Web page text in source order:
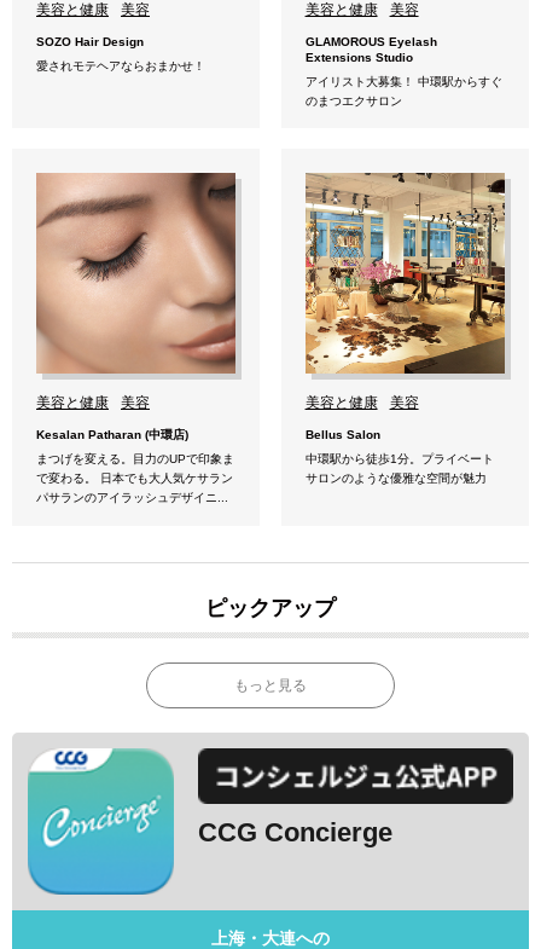
美容と健康 美容
SOZO Hair Design
愛されモテヘアならおまかせ！
美容と健康 美容
GLAMOROUS Eyelash
Extensions Studio
アイリスト大募集！ 中環駅からすぐ
のまつエクサロン
美容と健康 美容
Kesalan Patharan (中環店)
まつげを変える。目力のUPで印象ま
で変わる。 日本でも大人気ケサラン
パサランのアイラッシュデザイニ...
美容と健康 美容
Bellus Salon
中環駅から徒歩1分。プライベート
サロンのような優雅な空間が魅力
ピックアップ
もっと見る
CCG Concierge
上海・大連への